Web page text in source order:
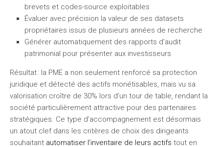
brevets et codes-source exploitables
Évaluer avec précision la valeur de ses datasets
propriétaires issus de plusieurs années de recherche
Générer automatiquement des rapports d’audit
patrimonial pour présenter aux investisseurs
Résultat : la PME a non seulement renforcé sa protection
juridique et détecté des actifs monétisables, mais vu sa
valorisation croître de 30% lors d’un tour de table, rendant la
société particulièrement attractive pour des partenaires
stratégiques. Ce type d’accompagnement est désormais
un atout clef dans les critères de choix des dirigeants
souhaitant automatiser l’inventaire de leurs actifs tout en